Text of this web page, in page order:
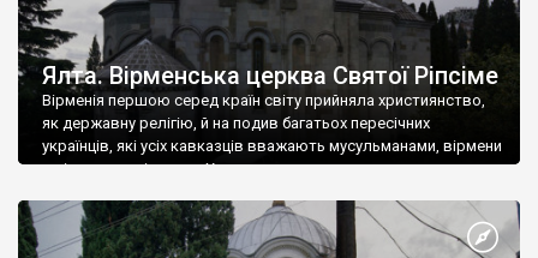
Ялта. Вірменська церква Святої Ріпсіме
Вірменія першою серед країн світу прийняла християнство,
як державну релігію, й на подив багатьох пересічних
українців, які усіх кавказців вважають мусульманами, вірмени
є відданими вірянами Христа